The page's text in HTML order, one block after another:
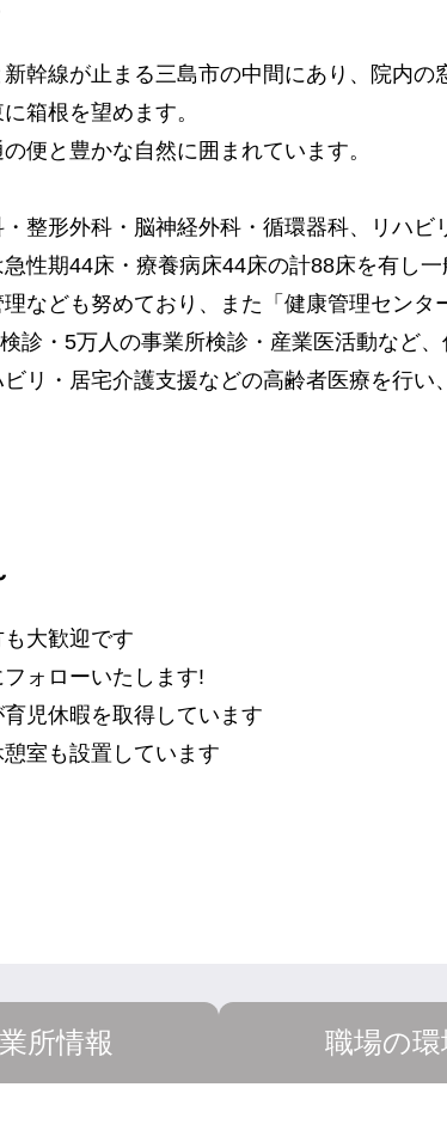
幹線が止まる三島市の中間にあり、院内の
箱根を望めます。
便と豊かな自然に囲まれています。
整形外科・脳神経外科・循環器科、リハビ
性期44床・療養病床44床の計88床を有し
なども努めており、また「健康管理センタ
診・5万人の事業所検診・産業医活動など、
リ・居宅介護支援などの高齢者医療を行い
大歓迎です
ォローいたします!
児休暇を取得しています
室も設置しています
所情報 職場の環